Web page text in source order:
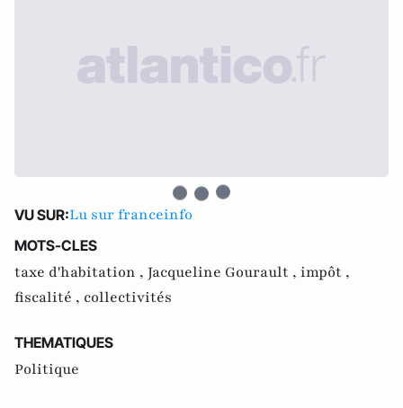
VU SUR:Lu sur franceinfo
MOTS-CLES
taxe d'habitation , Jacqueline Gourault , impôt ,
fiscalité , collectivités
THEMATIQUES
Politique